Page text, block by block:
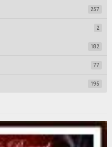
257
2
182
77
195